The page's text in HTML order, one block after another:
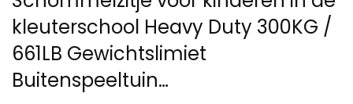
kleuterschool Heavy Duty 300KG /
661LB Gewichtslimiet
Buitenspeeltuin…